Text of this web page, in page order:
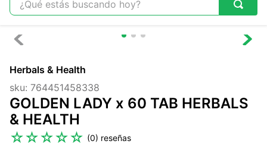
TÉRMINOS MÁS BUSCADOS
2.
citrato magnesio
3.
colageno
4
kefir
5 .
glicinato magnesio
Herbals & Health
sku: 764451458338
GOLDEN LADY x 60 TAB HERBALS
& HEALTH
☆☆☆☆☆ (0)